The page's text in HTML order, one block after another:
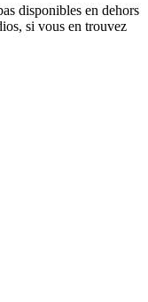
disponibles en dehors
si vous en trouvez